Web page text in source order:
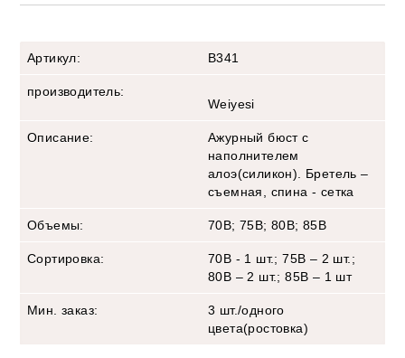
Артикул: В341
производитель:
Weiyesi
Описание:
Ажурный бюст с
наполнителем
алоэ(силикон). Бретель –
съемная, спина - сетка
Объемы: 70В; 75В; 80В; 85В
Сортировка:
70В - 1 шт.; 75В – 2 шт.;
80В – 2 шт.; 85В – 1 шт
Мин. заказ:
3 шт./одного
цвета(ростовка)